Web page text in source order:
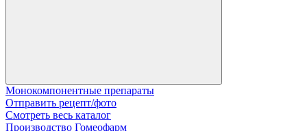
Монокомпонентные препараты
Отправить рецепт/фото
Смотреть весь каталог
Производство Гомеофарм